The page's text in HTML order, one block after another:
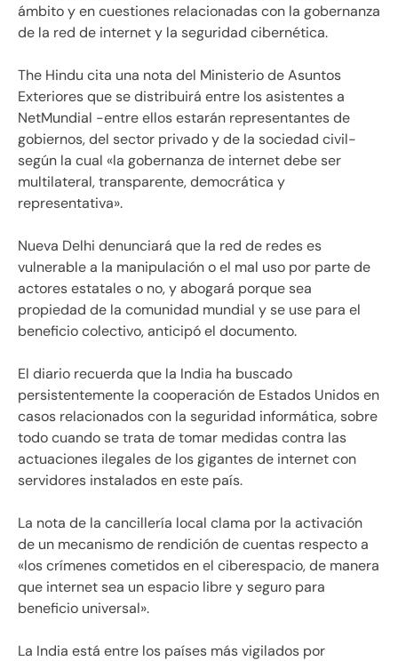
ámbito y en cuestiones relacionadas con la gobernanza
de la red de internet y la seguridad cibernética.
The Hindu cita una nota del Ministerio de Asuntos
Exteriores que se distribuirá entre los asistentes a
NetMundial -entre ellos estarán representantes de
gobiernos, del sector privado y de la sociedad civil-
según la cual «la gobernanza de internet debe ser
multilateral, transparente, democrática y
representativa».
Nueva Delhi denunciará que la red de redes es
vulnerable a la manipulación o el mal uso por parte de
actores estatales o no, y abogará porque sea
propiedad de la comunidad mundial y se use para el
beneficio colectivo, anticipó el documento.
El diario recuerda que la India ha buscado
persistentemente la cooperación de Estados Unidos en
casos relacionados con la seguridad informática, sobre
todo cuando se trata de tomar medidas contra las
actuaciones ilegales de los gigantes de internet con
servidores instalados en este país.
La nota de la cancillería local clama por la activación
de un mecanismo de rendición de cuentas respecto a
«los crímenes cometidos en el ciberespacio, de manera
que internet sea un espacio libre y seguro para
beneficio universal».
La India está entre los países más vigilados por